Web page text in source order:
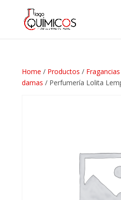
Home / Productos / Fragancias
damas / Perfumería Lolita